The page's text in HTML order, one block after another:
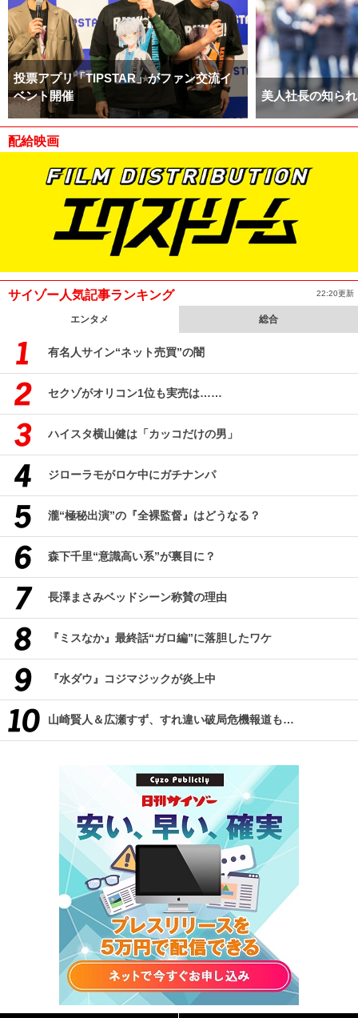
投票アプリ「TIPSTAR」がファン交流イ
ベント開催
美人社長の知ら
配給映画
サイゾー人気記事ランキング 22:20更新
エンタメ 総合
有名人サイン“ネット売買”の闇
セクゾがオリコン1位も実売は……
ハイスタ横山健は「カッコだけの男」
ジローラモがロケ中にガチナンパ
瀧“極秘出演”の『全裸監督』はどうなる？
森下千里“意識高い系”が裏目に？
長澤まさみベッドシーン称賛の理由
『ミスなか』最終話“ガロ編”に落胆したワケ
『水ダウ』コジマジックが炎上中
山崎賢人＆広瀬すず、すれ違い破局危機報道も…